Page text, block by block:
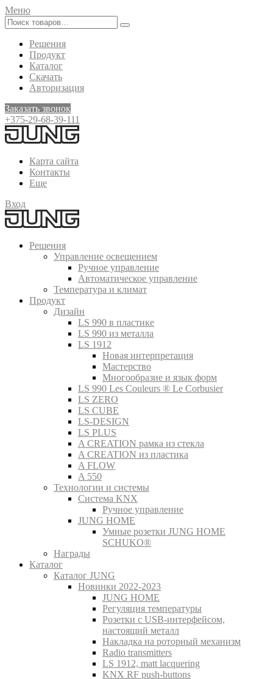
Меню
Решения
Продукт
Каталог
Скачать
Авторизация
Заказать звонок
+375-29-68-39-111
Карта сайта
Контакты
Еще
Вход
Решения
Управление освещением
Ручное управление
Автоматическое управление
Температура и климат
Продукт
Дизайн
LS 990 в пластике
LS 990 из металла
LS 1912
Новая интерпретация
Мастерство
Многообразие и язык форм
LS 990 Les Couleurs ® Le Corbusier
LS ZERO
LS CUBE
LS-DESIGN
LS PLUS
A CREATION рамка из стекла
A CREATION из пластика
A FLOW
A 550
Технологии и системы
Система KNX
Ручное управление
JUNG HOME
Умные розетки JUNG HOME
SCHUKO®
Награды
Каталог
Каталог JUNG
Новинки 2022-2023
JUNG HOME
Регуляция температуры
Розетки с USB-интерфейсом,
настоящий металл
Накладка на роторный механизм
Radio transmitters
LS 1912, matt lacquering
KNX RF push-buttons